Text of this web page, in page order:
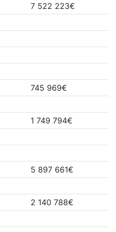
7 522 223€
745 969€
1 749 794€
5 897 661€
2 140 788€